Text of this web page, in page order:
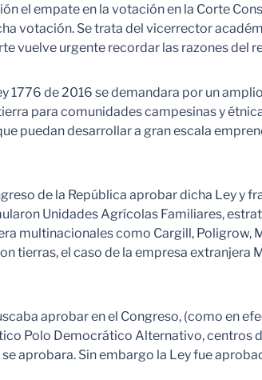
el empate en la votación en la Corte
votación. Se trata del vicerrector
vuelve urgente recordar las razones del
1776 de 2016 se demandara por un
para comunidades campesinas y
puedan desarrollar a gran escala
de la República aprobar dicha Ley y
Unidades Agrícolas Familiares,
multinacionales como Cargill,
tierras, el caso de la empresa
aprobar en el Congreso, (como en
Polo Democrático Alternativo, centros
aprobara. Sin embargo la Ley fue